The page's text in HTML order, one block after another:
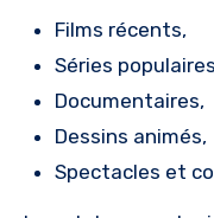
Films récents,
Séries
Documentaires,
Dessins animés,
Spectacles et